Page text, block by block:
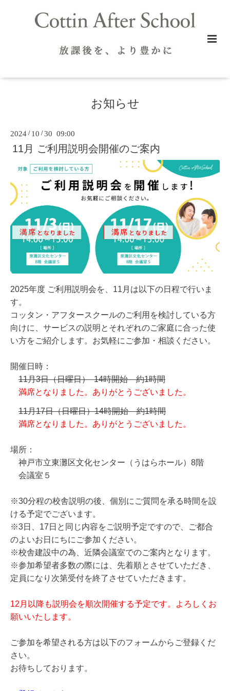
お知らせ
2024 / 10 /30 09:00
11月 ご利用説明会開催のご案内
2025年度 ご利用説明会を、11月は以下の日程で行いま
す。
コッタン・アフタースクールのご利用を検討している方
向けに、サービスの説明とそれぞれのご家庭に合った使
い方をご紹介します。お気軽にご参加・相談ください。
開催日時：
11月3日（日曜日） 14時開始 約1時間
満席となりました。ありがとうございました。
11月17日（日曜日）14時開始 約1時間
満席となりました。ありがとうございました。
場所：
神戸市立東灘区文化センター（うはらホール）8階
会議室５
※30分程の校舎説明の後、個別にご質問を承る時間を設
ける予定でございます。
※3日、17日と同じ内容をご説明予定ですので、ご都合
のよいお日にちにご参加ください。
※校舎建設中の為、近隣会議室でのご案内となります。
※参加希望者多数の際には、先着順とさせていただき、
定員になり次第受付を終了させていただきます。
12月以降も説明会を順次開催する予定です。よろしくお
願いいたします。
ご参加を希望される方は以下のフォームからご登録くだ
さい。
お待ちしております。